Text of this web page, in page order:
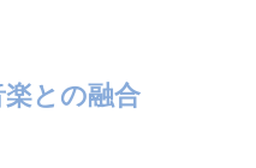
との融合